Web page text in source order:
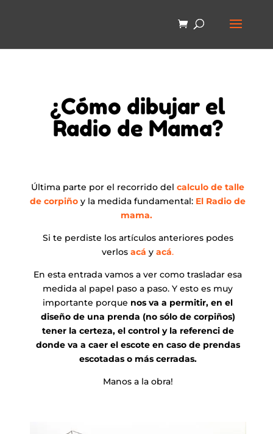
¿Cómo dibujar el
Radio de Mama?
Última parte por el recorrido delcalculo de talle
de corpiño y la medida fundamental: El Radio de
mama.
Si te perdiste los artículos anteriores podes
verlosacá y acá.
En esta entrada vamos a ver como trasladar esa
medida al papel paso a paso. Y esto es muy
importante porque nos va a permitir, en el
diseño de una prenda (no sólo de corpiños)
tener la certeza, el control y la referenci de
donde va a caer el escote en caso de prendas
escotadas o más cerradas.
Manos a la obra!